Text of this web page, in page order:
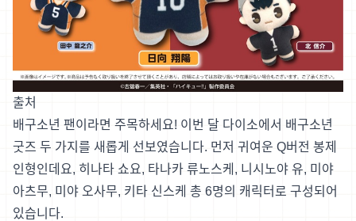
출처
배구소년 팬이라면 주목하세요! 이번 달 다이소에서 배구소년
굿즈 두 가지를 새롭게 선보였습니다. 먼저 귀여운 Q버전 봉제
인형인데요, 히나타 쇼요, 타나카 류노스케, 니시노야 유, 미야
아츠무, 미야 오사무, 키타 신스케 총 6명의 캐릭터로 구성되어
있습니다.